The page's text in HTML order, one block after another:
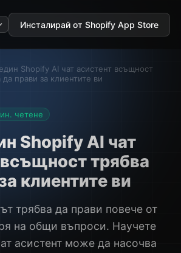
Инсталирай от Shopify App Store
Shopify AI чат асистент всъщност
да прави за клиентите ви
четене
Shopify AI чат
трябва
клиентите ви
трябва да прави повече от
на общи въпроси. Научете
асистент може да насочва